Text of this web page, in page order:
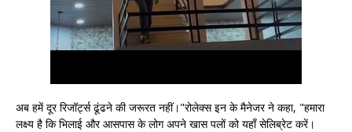
अब हमें दूर रिजॉर्ट्स ढूंढने की जरूरत नहीं।"रोलेक्स इन के मैनेजर ने कहा, "हमारा
लक्ष्य है कि भिलाई और आसपास के लोग अपने खास पलों को यहाँ सेलिब्रेट करें।